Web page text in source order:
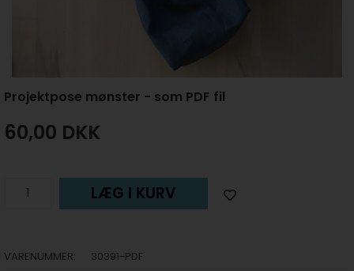
Projektpose mønster - som PDF fil
60,00 DKK
LÆG I KURV
VARENUMMER:
30391-PDF